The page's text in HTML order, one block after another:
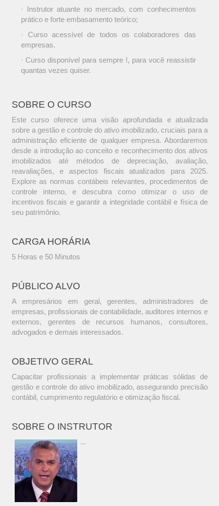
· Instrutor atuante no mercado, com conhecimentos
prático e forte embasamento teórico;
· Curso acessível de todos os colaboradores das
empresas.
· Curso disponível para sempre !, para você reassistir
quantas vezes quiser.
SOBRE O CURSO
Este curso oferece uma visão aprofundada e atualizada
sobre a gestão e controle do ativo imobilizado, cruciais para a
administração eficiente de qualquer empresa. Abordaremos
desde a introdução ao conceito e reconhecimento dos ativos
imobilizados até métodos de depreciação, avaliação,
reavaliações, e aspectos fiscais atualizados para 2025.
Explore as normas contábeis relevantes, procedimentos de
controle interno, e descubra como otimizar o uso de
incentivos fiscais e garantir a integridade contábil e física de
seu patrimônio.
CARGA HORÁRIA
5 Horas e 50 Minutos
PÚBLICO ALVO
A empresários em geral, gerentes, administradores de
empresas, profissionais de contabilidade, auditores internos e
externos, gerentes de recursos humanos, consultores,
advogados e demais interessados.
OBJETIVO GERAL
Capacitar profissionais a implementar práticas sólidas de
gestão e controle do ativo imobilizado, assegurando precisão
contábil, cumprimento regulatório e otimização fiscal.
SOBRE O INSTRUTOR
...